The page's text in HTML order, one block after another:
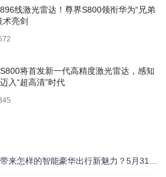
线激光雷达！尊界S800领衔华为“兄弟
术亮剑
将首发新一代高精度激光雷达，感知
入“超高清”时代